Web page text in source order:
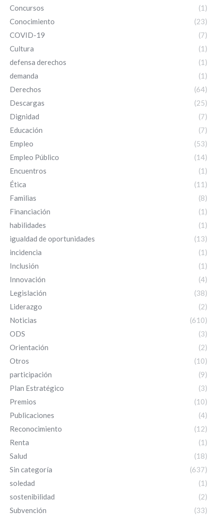
Concursos
(1)
Conocimiento
(23)
COVID-19
(7)
Cultura
(1)
defensa derechos
(1)
demanda
(1)
Derechos
(64)
Descargas
(25)
Dignidad
(7)
Educación
(7)
Empleo
(53)
Empleo Público
(14)
Encuentros
(1)
Ética
(11)
Familias
(8)
Financiación
(1)
habilidades
(1)
igualdad de oportunidades
(13)
incidencia
(1)
Inclusión
(1)
Innovación
(4)
Legislación
(38)
Liderazgo
(2)
Noticias
(610)
ODS
(3)
Orientación
(2)
Otros
(10)
participación
(9)
Plan Estratégico
(3)
Premios
(10)
Publicaciones
(4)
Reconocimiento
(12)
Renta
(1)
Salud
(18)
Sin categoría
(637)
soledad
(1)
sostenibilidad
(2)
Subvención
(33)